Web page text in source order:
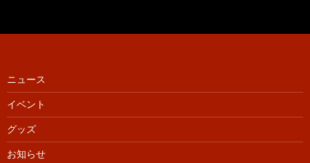
ニュース
イベント
グッズ
お知らせ